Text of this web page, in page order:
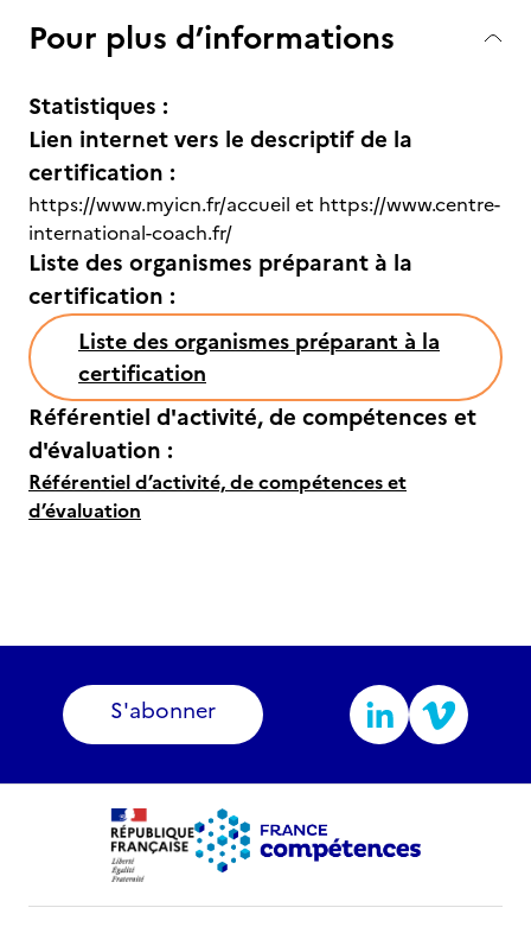
Pour plus d’informations
Statistiques :
Lien internet vers le descriptif de la
certification :
https://www.myicn.fr/accueil et https://www.centre-
international-coach.fr/
Liste des organismes préparant à la
certification :
Liste des organismes préparant à la
certification
Référentiel d'activité, de compétences et
d'évaluation :
Référentiel d’activité, de compétences et
d’évaluation
S'abonner